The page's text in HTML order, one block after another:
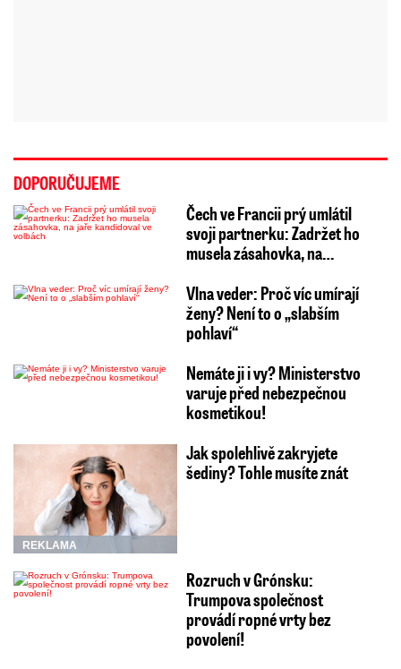
DOPORUČUJEME
Čech ve Francii prý umlátil
svoji partnerku: Zadržet ho
musela zásahovka, na…
Vlna veder: Proč víc umírají
ženy? Není to o „slabším
pohlaví“
Nemáte ji i vy? Ministerstvo
varuje před nebezpečnou
kosmetikou!
REKLAMA
Jak spolehlivě zakryjete
šediny? Tohle musíte znát
Rozruch v Grónsku:
Trumpova společnost
provádí ropné vrty bez
povolení!